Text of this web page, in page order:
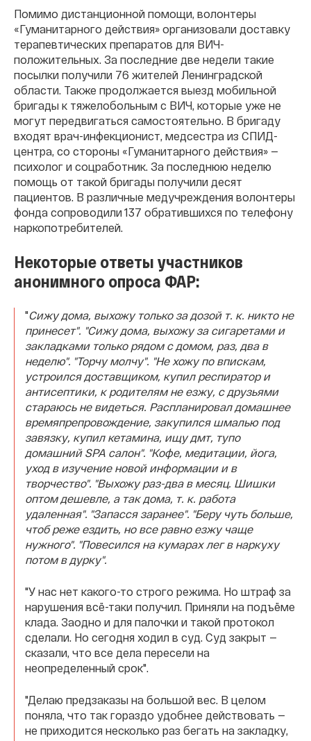
Помимо дистанционной помощи, волонтеры
«Гуманитарного действия» организовали доставку
терапевтических препаратов для ВИЧ-
положительных. За последние две недели такие
посылки получили 76 жителей Ленинградской
области. Также продолжается выезд мобильной
бригады к тяжелобольным с ВИЧ, которые уже не
могут передвигаться самостоятельно. В бригаду
входят врач-инфекционист, медсестра из СПИД-
центра, со стороны «Гуманитарного действия» —
психолог и соцработник. За последнюю неделю
помощь от такой бригады получили десят
пациентов. В различные медучреждения волонтеры
фонда сопроводили 137 обратившихся по телефону
наркопотребителей.
Некоторые ответы участников
анонимного опроса ФАР:
"Сижу дома, выхожу только за дозой т. к. никто не
принесет". "Сижу дома, выхожу за сигаретами и
закладками только рядом с домом, раз, два в
неделю". "Торчу молчу". "Не хожу по впискам,
устроился доставщиком, купил респиратор и
антисептики, к родителям не езжу, с друзьями
стараюсь не видеться. Распланировал домашнее
времяпрепровождение, закупился шмалью под
завязку, купил кетамина, ищу дмт, тупо
домашний SPA салон". "Кофе, медитации, йога,
уход в изучение новой информации и в
творчество". "Выхожу раз-два в месяц. Шишки
оптом дешевле, а так дома, т. к. работа
удаленная". "Запасся заранее". "Беру чуть больше,
чтоб реже ездить, но все равно езжу чаще
нужного". "Повесился на кумарах лег в наркуху
потом в дурку".
"У нас нет какого-то строго режима. Но штраф за
нарушения всё-таки получил. Приняли на подъёме
клада. Заодно и для палочки и такой протокол
сделали. Но сегодня ходил в суд. Суд закрыт —
сказали, что все дела пересели на
неопределенный срок".
"Делаю предзаказы на большой вес. В целом
поняла, что так гораздо удобнее действовать —
не приходится несколько раз бегать на закладку,